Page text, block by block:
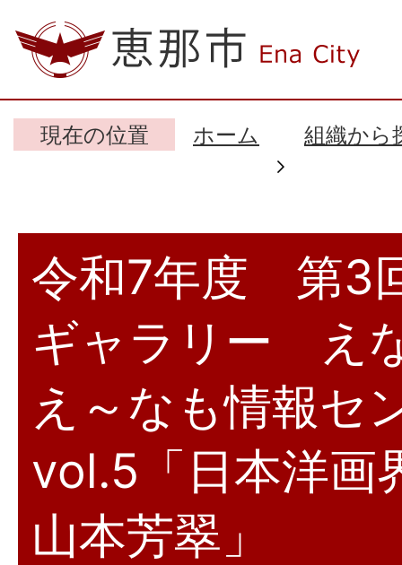
現在の位置 ホーム 組織から
令和7年度 第3
ギャラリー え
え～なも情報セ
vol.5「日本洋画
山本芳翠」